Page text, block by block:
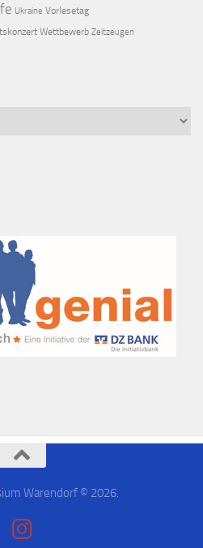
Ukraine Vorlesetag
Wettbewerb Zeitzeugen
Warendorf © 2026.